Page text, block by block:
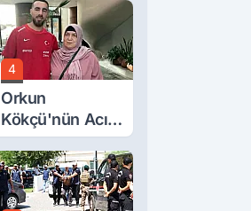
4
Orkun
Kökçü'nün Acı
Günü... Cenaze
Namazı
Emirdağ'da